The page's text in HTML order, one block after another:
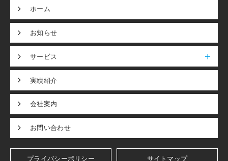
ホーム
お知らせ
サービス
実績紹介
会社案内
お問い合わせ
プライバシーポリシー サイトマップ